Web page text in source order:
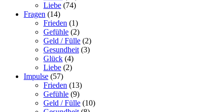
Liebe (74)
Fragen (14)
Frieden (1)
Gefühle (2)
Geld / Fülle (2)
Gesundheit (3)
Glück (4)
Liebe (2)
Impulse (57)
Frieden (13)
Gefühle (9)
Geld / Fülle (10)